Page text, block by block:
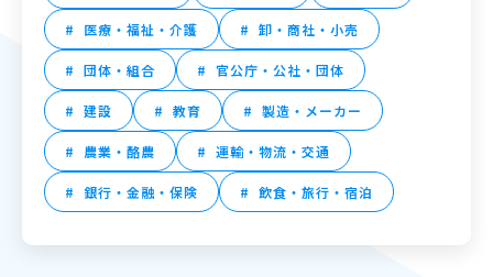
医療・福祉・介護 卸・商社・小売
団体・組合 官公庁・公社・団体
建設 教育 製造・メーカー
農業・酪農 運輸・物流・交通
銀行・金融・保険 飲食・旅行・宿泊